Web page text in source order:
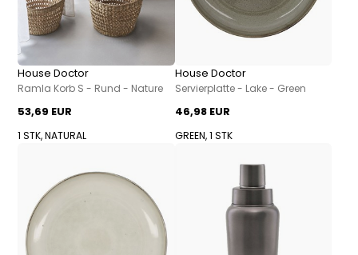
House Doctor
Ramla Korb S - Rund - Nature
53,69 EUR
1 STK, NATURAL
House Doctor
Servierplatte - Lake - Green
46,98 EUR
GREEN, 1 STK